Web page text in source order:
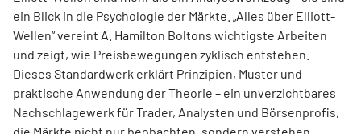
ein Blick in die Psychologie der Märkte. „Alles über Elliott-
Wellen“ vereint A. Hamilton Boltons wichtigste Arbeiten
und zeigt, wie Preisbewegungen zyklisch entstehen.
Dieses Standardwerk erklärt Prinzipien, Muster und
praktische Anwendung der Theorie – ein unverzichtbares
Nachschlagewerk für Trader, Analysten und Börsenprofis,